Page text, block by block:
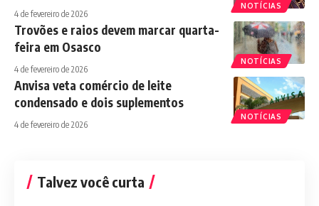
NOTÍCIAS
4 de fevereiro de 2026
NOTÍCIAS
Trovões e raios devem marcar quarta-
feira em Osasco
4 de fevereiro de 2026
NOTÍCIAS
Anvisa veta comércio de leite
condensado e dois suplementos
4 de fevereiro de 2026
Talvez você curta